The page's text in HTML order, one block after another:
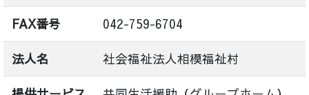
FAX番号 042-759-6704
法人名 社会福祉法人相模福祉村